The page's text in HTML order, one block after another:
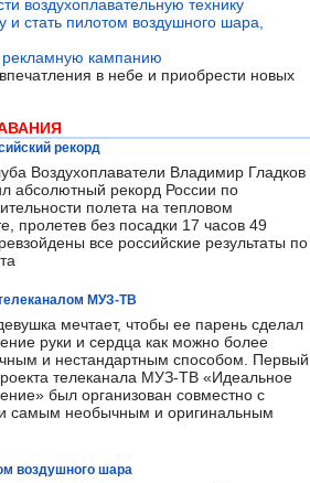
воздухоплавательную технику
и стать пилотом воздушного шара,
рекламную кампанию
в небе и приобрести новых
рекорд
Воздухоплаватели Владимир Гладков
абсолютный рекорд России по
полета на тепловом
пролетев без посадки 17 часов 49
все российские результаты по
МУЗ-ТВ
мечтает, чтобы ее парень сделал
руки и сердца как можно более
и нестандартным способом. Первый
телеканала МУЗ-ТВ «Идеальное
был организован совместно с
самым необычным и оригинальным
воздушного шара